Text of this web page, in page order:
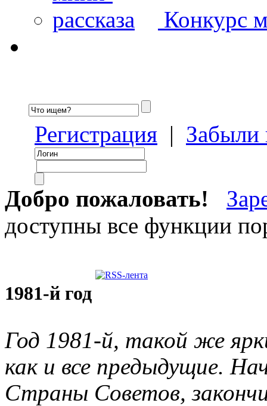
Конкурс
Регистрация | Забыли
Добро пожаловать!
доступны все функции
1981-й год
Год 1981-й, такой же
как и все предыдущие.
Страны Советов,